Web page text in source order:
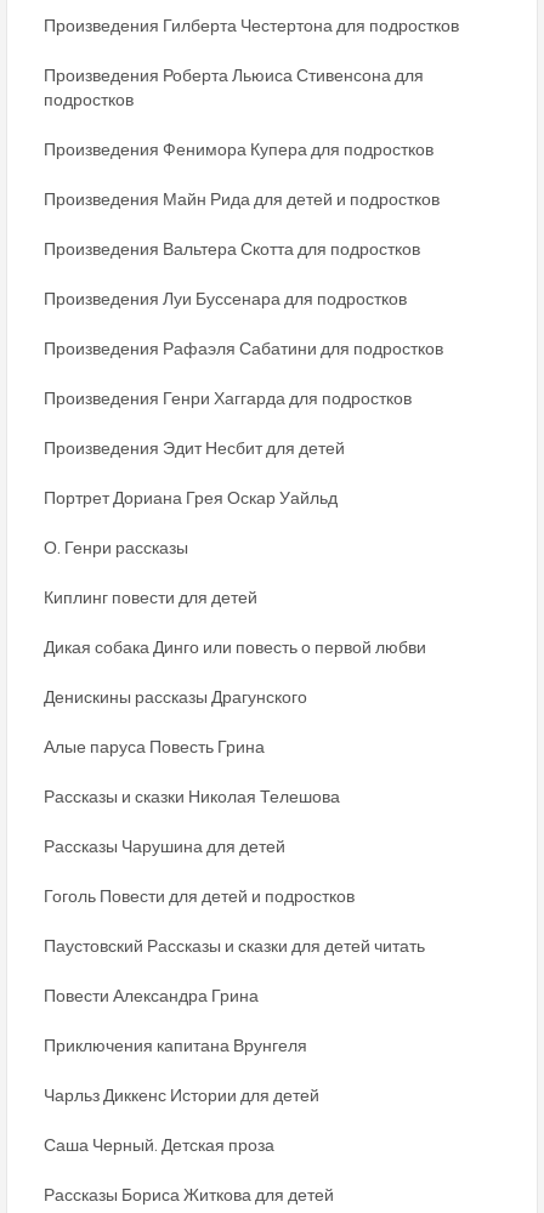
Произведения Гилберта Честертона для подростков
Произведения Роберта Льюиса Стивенсона для
подростков
Произведения Фенимора Купера для подростков
Произведения Майн Рида для детей и подростков
Произведения Вальтера Скотта для подростков
Произведения Луи Буссенара для подростков
Произведения Рафаэля Сабатини для подростков
Произведения Генри Хаггарда для подростков
Произведения Эдит Несбит для детей
Портрет Дориана Грея Оскар Уайльд
О. Генри рассказы
Киплинг повести для детей
Дикая собака Динго или повесть о первой любви
Денискины рассказы Драгунского
Алые паруса Повесть Грина
Рассказы и сказки Николая Телешова
Рассказы Чарушина для детей
Гоголь Повести для детей и подростков
Паустовский Рассказы и сказки для детей читать
Повести Александра Грина
Приключения капитана Врунгеля
Чарльз Диккенс Истории для детей
Саша Черный. Детская проза
Рассказы Бориса Житкова для детей